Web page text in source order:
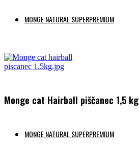
MONGE NATURAL SUPERPREMIUM
Monge cat Hairball piščanec 1,5 kg
MONGE NATURAL SUPERPREMIUM